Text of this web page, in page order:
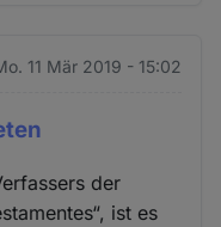
11 Mär 2019 - 15:02
der
ist es